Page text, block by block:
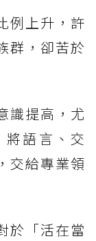
例上升，許
群，卻苦於
識提高，尤
語言、交
交給專業領
於「活在當